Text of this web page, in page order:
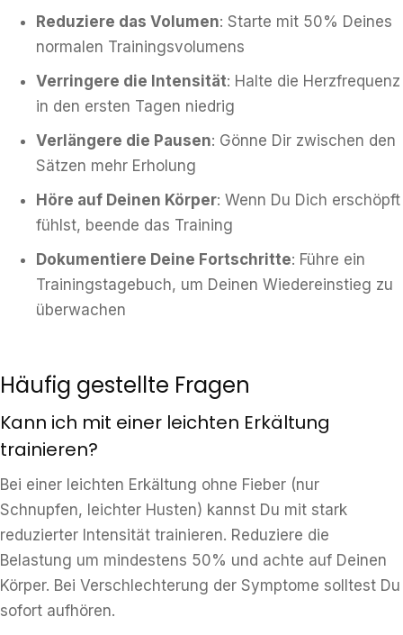
Reduziere das Volumen: Starte mit 50% Deines
normalen Trainingsvolumens
Verringere die Intensität: Halte die Herzfrequenz
in den ersten Tagen niedrig
Verlängere die Pausen: Gönne Dir zwischen den
Sätzen mehr Erholung
Höre auf Deinen Körper: Wenn Du Dich erschöpft
fühlst, beende das Training
Dokumentiere Deine Fortschritte: Führe ein
Trainingstagebuch, um Deinen Wiedereinstieg zu
überwachen
Häufig gestellte Fragen
Kann ich mit einer leichten Erkältung
trainieren?
Bei einer leichten Erkältung ohne Fieber (nur
Schnupfen, leichter Husten) kannst Du mit stark
reduzierter Intensität trainieren. Reduziere die
Belastung um mindestens 50% und achte auf Deinen
Körper. Bei Verschlechterung der Symptome solltest Du
sofort aufhören.